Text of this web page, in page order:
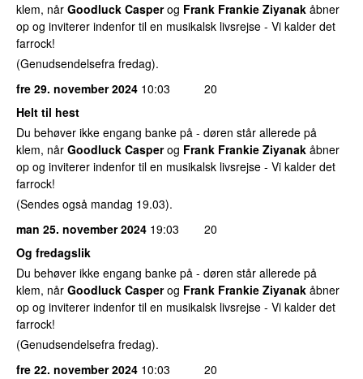
klem, når Goodluck Casperog Frank Frankie Ziyanak åbner
op og inviterer indenfor til en musikalsk livsrejse - Vi kalder det
farrock!
(Genudsendelsefra fredag).
fre 29. november 2024 10:03
20
Helt til hest
Du behøver ikke engang banke på - døren står allerede på
klem, når Goodluck Casperog Frank Frankie Ziyanak åbner
op og inviterer indenfor til en musikalsk livsrejse - Vi kalder det
farrock!
(Sendes også mandag 19.03).
man 25. november 2024 19:03
20
Og fredagslik
Du behøver ikke engang banke på - døren står allerede på
klem, når Goodluck Casperog Frank Frankie Ziyanak åbner
op og inviterer indenfor til en musikalsk livsrejse - Vi kalder det
farrock!
(Genudsendelsefra fredag).
fre 22. november 2024 10:03
20